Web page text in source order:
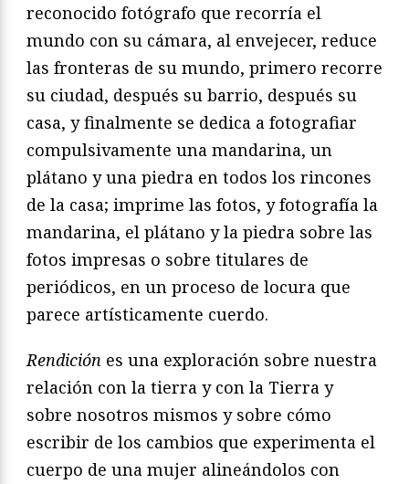
reconocido fotógrafo que recorría el
mundo con su cámara, al envejecer, reduce
las fronteras de su mundo, primero recorre
su ciudad, después su barrio, después su
casa, y finalmente se dedica a fotografiar
compulsivamente una mandarina, un
plátano y una piedra en todos los rincones
de la casa; imprime las fotos, y fotografía la
mandarina, el plátano y la piedra sobre las
fotos impresas o sobre titulares de
periódicos, en un proceso de locura que
parece artísticamente cuerdo.
Rendición es una exploración sobre nuestra
relación con la tierra y con la Tierra y
sobre nosotros mismos y sobre cómo
escribir de los cambios que experimenta el
cuerpo de una mujer alineándolos con